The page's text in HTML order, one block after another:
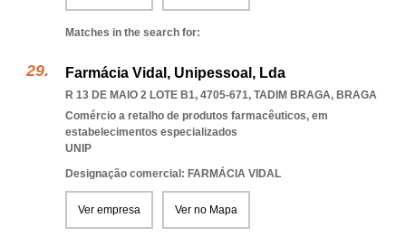
Matches in the search for:
Farmácia Vidal, Unipessoal, Lda
R 13 DE MAIO 2 LOTE B1, 4705-671, TADIM BRAGA, BRAGA
Comércio a retalho de produtos farmacêuticos, em
estabelecimentos especializados
UNIP
Designação comercial: FARMÁCIA VIDAL
Ver empresa Ver no Mapa